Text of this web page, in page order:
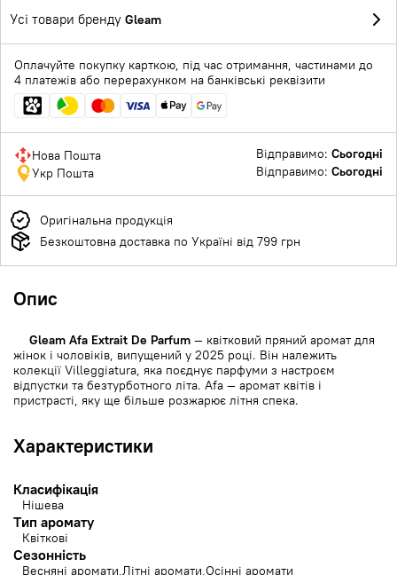
Усі товари бренду Gleam
Оплачуйте покупку карткою, під час отримання, частинами до
4 платежів або перерахунком на банківські реквізити
Нова Пошта Відправимо: Сьогодні
Укр Пошта
Відправимо: Сьогодні
Оригінальна продукція
Безкоштовна доставка по Україні від 799 грн
Опис
Gleam Afa Extrait De Parfum — квітковий пряний аромат для
жінок і чоловіків, випущений у 2025 році. Він належить
колекції Villeggiatura, яка поєднує парфуми з настроєм
відпустки та безтурботного літа. Afa — аромат квітів і
пристрасті, яку ще більше розжарює літня спека.
Характеристики
Класифікація
Нішева
Тип аромату
Квіткові
Сезонність
Весняні аромати Літні аромати Осінні аромати